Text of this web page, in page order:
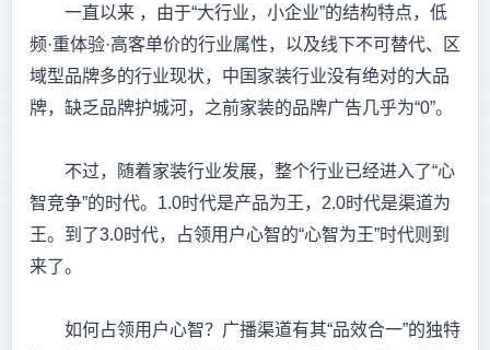
一直以来 ，由于“大行业，小企业”的结构特点，低
频·重体验·高客单价的行业属性，以及线下不可替代、区
域型品牌多的行业现状，中国家装行业没有绝对的大品
牌，缺乏品牌护城河，之前家装的品牌广告几乎为“0”。
不过，随着家装行业发展，整个行业已经进入了“心
智竞争”的时代。1.0时代是产品为王，2.0时代是渠道为
王。到了3.0时代，占领用户心智的“心智为王”时代则到
来了。
如何占领用户心智？广播渠道有其“品效合一”的独特